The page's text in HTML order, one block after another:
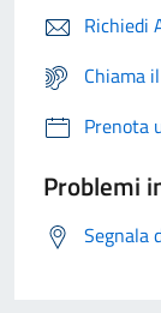
Richiedi
Chiama
Prenota
Problemi
Segnala